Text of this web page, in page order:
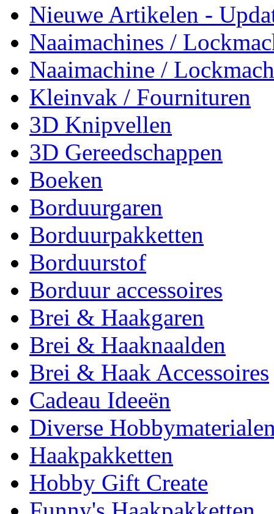
Nieuwe Artikelen -
Naaimachines /
Naaimachine /
Kleinvak / Fournituren
3D Knipvellen
3D Gereedschappen
Boeken
Borduurgaren
Borduurpakketten
Borduurstof
Borduur accessoires
Brei & Haakgaren
Brei & Haaknaalden
Brei & Haak Accessoires
Cadeau Ideeën
Diverse
Haakpakketten
Hobby Gift Create